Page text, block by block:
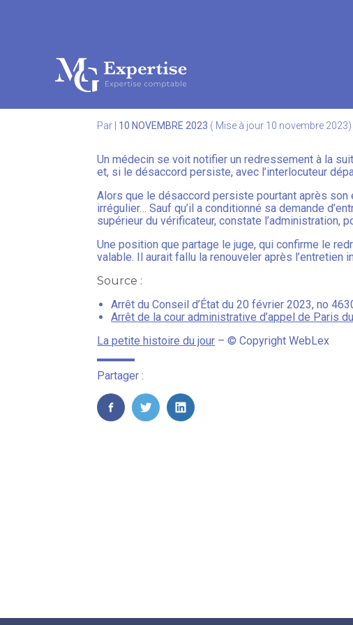
Aller
Par 10 NOVEMBRE 2023 ( Mise à jour 10 novembre 2023)
Un médecin se voit notifier un redressement à la
et, si le désaccord persiste, avec l’interlocuteur
Alors que le désaccord persiste pourtant après
irrégulier… Sauf qu’il a conditionné sa demande
supérieur du vérificateur, constate l’administration,
Une position que partage le juge, qui confirme le
valable. Il aurait fallu la renouveler après
Source :
Arrêt du Conseil d’État du 20 février 2023, no
Arrêt de la cour administrative d’appel de Paris
La petite histoire du jour – © Copyright WebLex
Partager :
FaceBook
TwitterLinkedIn